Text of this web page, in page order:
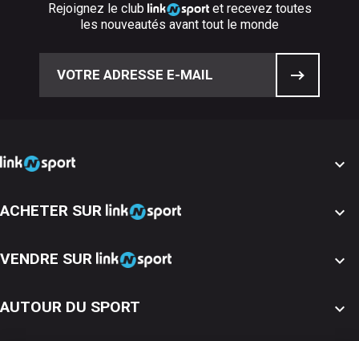
Rejoignez le club
et recevez toutes
les nouveautés avant tout le monde

ACHETER SUR 
VENDRE SUR 
AUTOUR DU SPORT 